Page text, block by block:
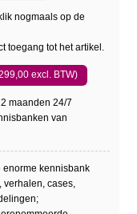
nogmaals op de
toegang tot het artikel.
excl. BTW)
maanden 24/7
van
enorme kennisbank
cases,